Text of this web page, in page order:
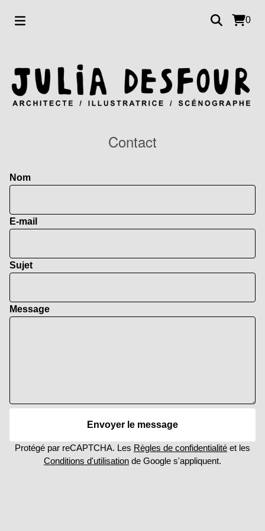
0
Contact
Nom
E-mail
Sujet
Message
Envoyer le message
Protégé par reCAPTCHA. Les Règles de confidentialité et les
Conditions d'utilisation de Google s'appliquent.